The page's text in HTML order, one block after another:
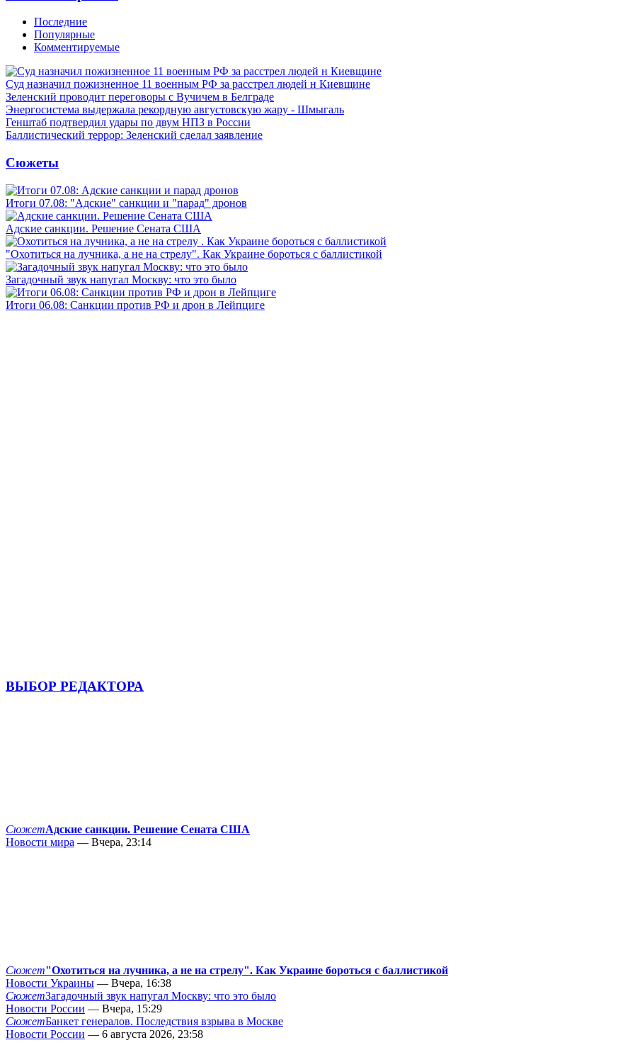
Последние
Популярные
Комментируемые
Суд назначил пожизненное 11 военным РФ за расстрел людей н Киевщине
Зеленский проводит переговоры с Вучичем в Белграде
Энергосистема выдержала рекордную августовскую жару - Шмыгаль
Генштаб подтвердил удары по двум НПЗ в России
Баллистический террор: Зеленский сделал заявление
Сюжеты
Итоги 07.08: "Адские" санкции и "парад" дронов
Адские санкции. Решение Сената США
"Охотиться на лучника, а не на стрелу". Как Украине бороться с баллистикой
Загадочный звук напугал Москву: что это было
Итоги 06.08: Санкции против РФ и дрон в Лейпциге
ВЫБОР РЕДАКТОРА
СюжетАдские санкции. Решение Сената США
Новости мира — Вчера, 23:14
Сюжет"Охотиться на лучника, а не на стрелу". Как Украине бороться с баллистикой
Новости Украины — Вчера, 16:38
СюжетЗагадочный звук напугал Москву: что это было
Новости России — Вчера, 15:29
СюжетБанкет генералов. Последствия взрыва в Москве
Новости России — 6 августа 2026, 23:58